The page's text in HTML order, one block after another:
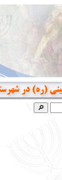
(ره) در